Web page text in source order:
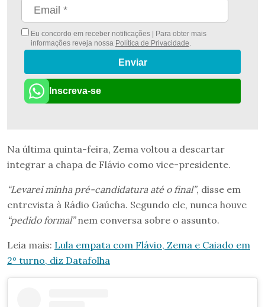
Eu concordo em receber notificações | Para obter mais
informações reveja nossa Política de Privacidade.
Enviar
Inscreva-se
Na última quinta-feira, Zema voltou a descartar
integrar a chapa de Flávio como vice-presidente.
“Levarei minha pré-candidatura até o final”, disse em
entrevista à Rádio Gaúcha. Segundo ele, nunca houve
“pedido formal”nem conversa sobre o assunto.
Leia mais: Lula empata com Flávio, Zema e Caiado em
2º turno, diz Datafolha